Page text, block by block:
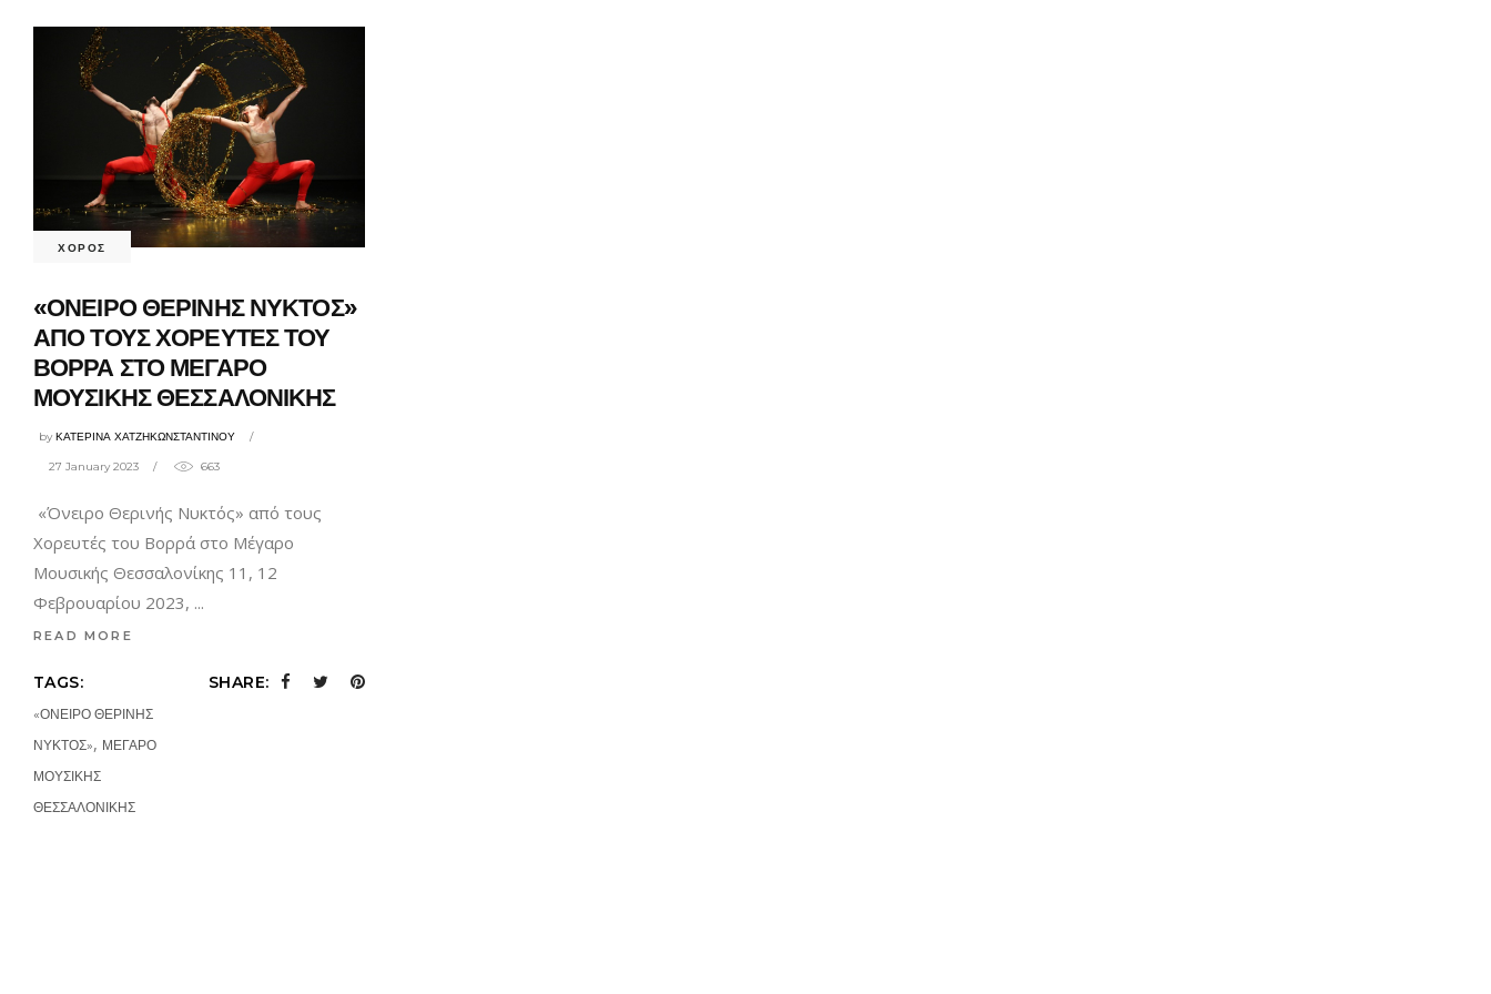
ΧΟΡΟΣ
«ΟΝΕΙΡΟ ΘΕΡΙΝΗΣ ΝΥΚΤΟΣ»
ΑΠΟ ΤΟΥΣ ΧΟΡΕΥΤΕΣ ΤΟΥ
ΒΟΡΡΑ ΣΤΟ ΜΕΓΑΡΟ
ΜΟΥΣΙΚΗΣ ΘΕΣΣΑΛΟΝΙΚΗΣ
byΚΑΤΕΡΙΝΑ ΧΑΤΖΗΚΩΝΣΤΑΝΤΙΝΟΥ
27 January 2023 663
«Όνειρο Θερινής Νυκτός» από τους
Χορευτές του Βορρά στο Μέγαρο
Μουσικής Θεσσαλονίκης 11, 12
Φεβρουαρίου 2023,
READ MORE
TAGS:
«ΟΝΕΙΡΟ ΘΕΡΙΝΗΣ
ΝΥΚΤΟΣ», ΜΕΓΑΡΟ
ΜΟΥΣΙΚΗΣ
ΘΕΣΣΑΛΟΝΙΚΗΣ
SHARE: